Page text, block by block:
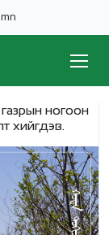
ногоон
хийгдэв.